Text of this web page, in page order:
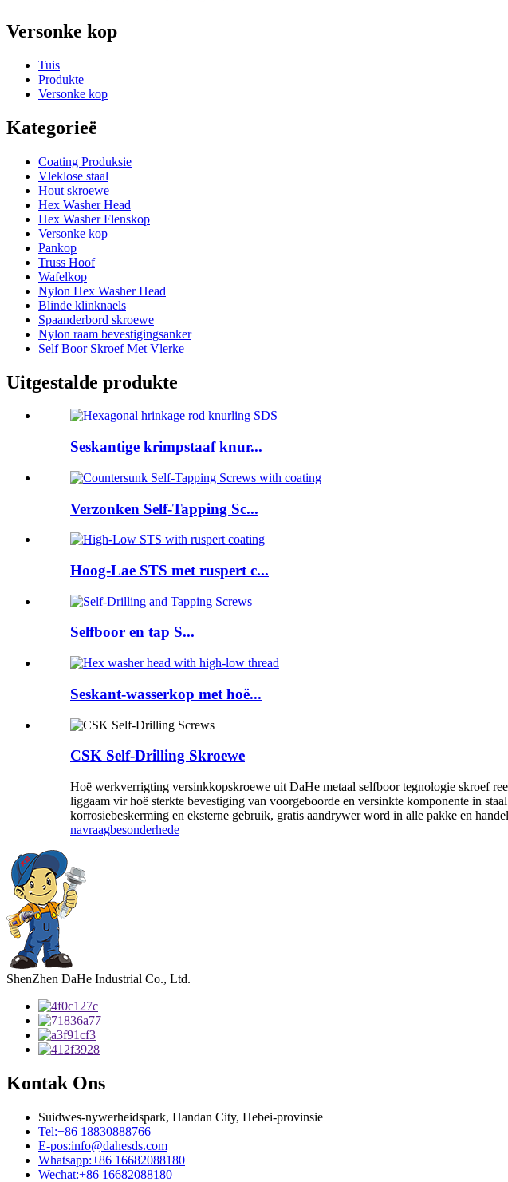
Versonke kop
Tuis
Produkte
Versonke kop
Kategorieë
Coating Produksie
Vleklose staal
Hout skroewe
Hex Washer Head
Hex Washer Flenskop
Versonke kop
Pankop
Truss Hoof
Wafelkop
Nylon Hex Washer Head
Blinde klinknaels
Spaanderbord skroewe
Nylon raam bevestigingsanker
Self Boor Skroef Met Vlerke
Uitgestalde produkte
Seskantige krimpstaaf knur...
Verzonken Self-Tapping Sc...
Hoog-Lae STS met ruspert c...
Selfboor en tap S...
Seskant-wasserkop met hoë...
CSK Self-Drilling Skroewe
Hoë werkverrigting versinkkopskroewe uit DaHe metaal selfboor tegnologie skroef
liggaam vir hoë sterkte bevestiging van voorgeboorde en versinkte komponente in
korrosiebeskerming en eksterne gebruik, gratis aandrywer word in alle pakke en
navraagbesonderhede
ShenZhen DaHe Industrial Co., Ltd.
Kontak Ons
Suidwes-nywerheidspark, Handan City, Hebei-provinsie
Tel:+86 18830888766
E-pos:info@dahesds.com
Whatsapp:+86 16682088180
Wechat:+86 16682088180